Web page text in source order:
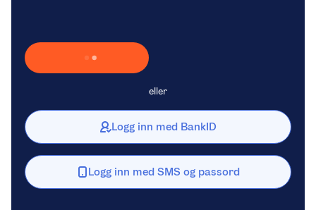
Laster inn Vipps …
eller
Logg inn med BankID
Logg inn med SMS og passord